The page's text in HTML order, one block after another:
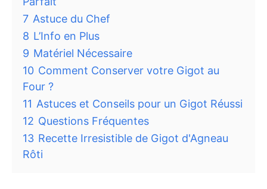
7 Astuce du Chef
8 L’Info en Plus
9 Matériel Nécessaire
10 Comment Conserver votre Gigot au
Four ?
11 Astuces et Conseils pour un Gigot Réussi
12 Questions Fréquentes
13 Recette Irresistible de Gigot d'Agneau
Rôti